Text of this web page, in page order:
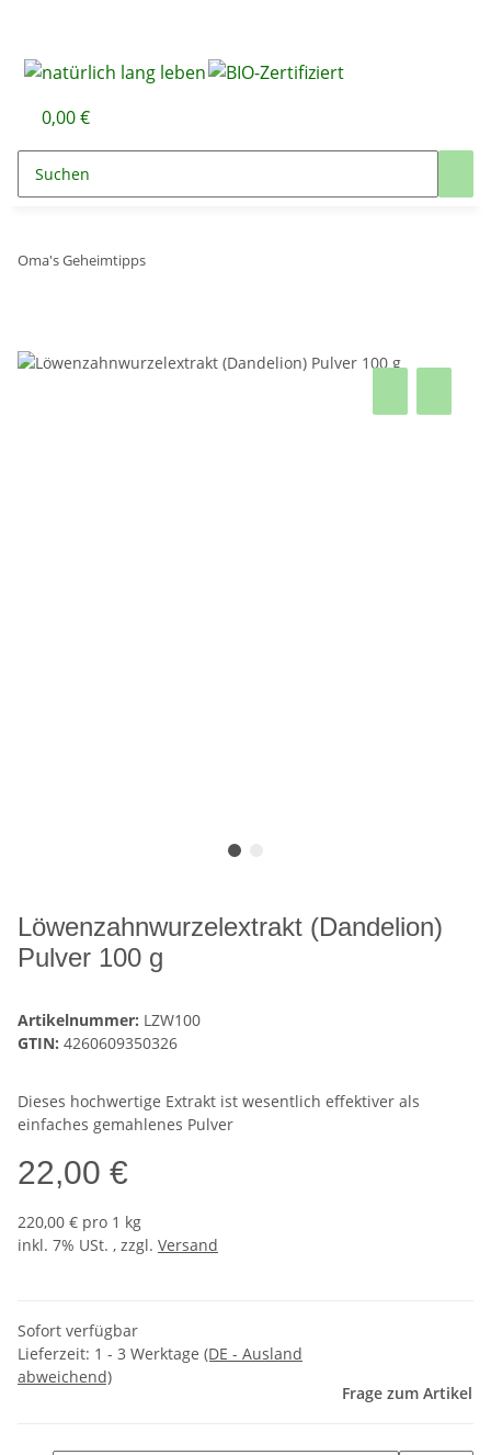
0,00 €
Oma's Geheimtipps
Löwenzahnwurzelextrakt (Dandelion)
Pulver 100 g
Artikelnummer: LZW100
GTIN: 4260609350326
Dieses hochwertige Extrakt ist wesentlich effektiver als
einfaches gemahlenes Pulver
22,00 €
220,00 € pro 1 kg
inkl. 7% USt. , zzgl. Versand
Sofort verfügbar
Lieferzeit: 1 - 3 Werktage (DE - Ausland
abweichend)
Frage zum Artikel